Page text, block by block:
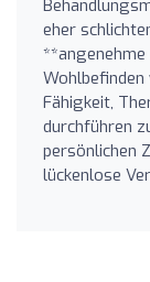
eher
Fähigkeit,
durchführen
persönlichen
lückenlose